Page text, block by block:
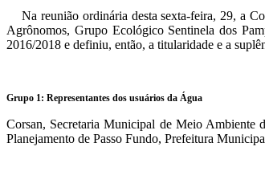
Na reunião ordinária desta sexta-feira, 29, a
Agrônomos, Grupo Ecológico Sentinela dos
2016/2018 e definiu, então, a titularidade e a
Grupo 1: Representantes dos usuários da Água
Corsan, Secretaria Municipal de Meio Ambiente
Planejamento de Passo Fundo, Prefeitura